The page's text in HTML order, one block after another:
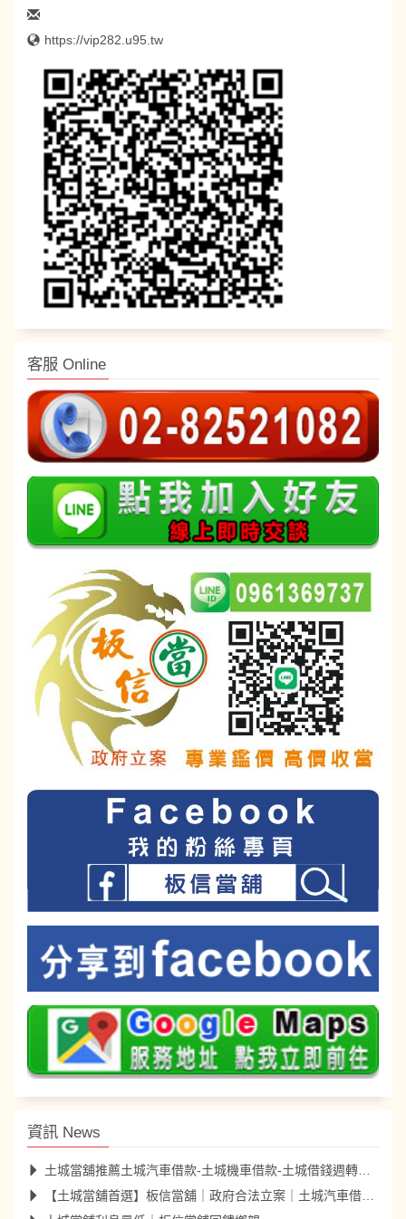
https://vip282.u95.tw
客服 Online
資訊 News
土城當舖推薦土城汽車借款-土城機車借款-土城借錢週轉更便利
【土城當舖首選】板信當舖｜政府合法立案｜土城汽車借款10分鐘